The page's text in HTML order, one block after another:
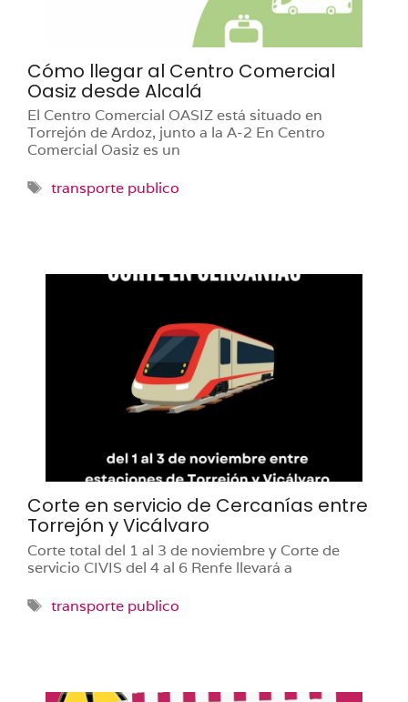
Cómo llegar al Centro Comercial
Oasiz desde Alcalá
El Centro Comercial OASIZ está situado en
Torrejón de Ardoz, junto a la A-2 En Centro
Comercial Oasiz es un
Etiquetas
transporte publico
Corte en servicio de Cercanías entre
Torrejón y Vicálvaro
Corte total del 1 al 3 de noviembre y Corte de
servicio CIVIS del 4 al 6 Renfe llevará a
Etiquetas
transporte publico